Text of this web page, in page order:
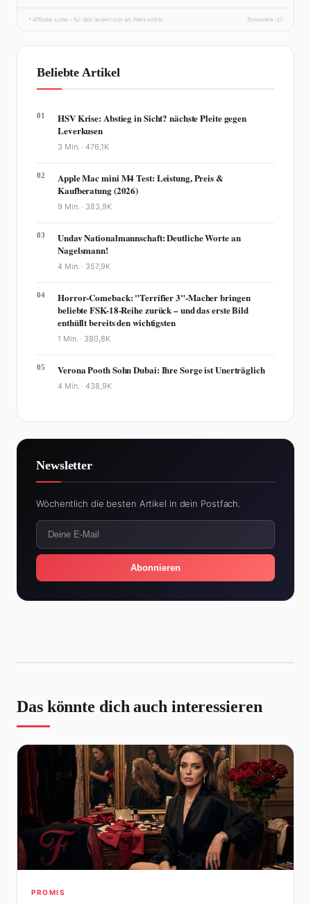
* Affiliate-Links – für dich ändert sich am Preis nichts. fhmonline-21
Beliebte Artikel
01
HSV Krise: Abstieg in Sicht? nächste Pleite gegen
Leverkusen
3 Min. ·476,1K
02
Apple Mac mini M4 Test: Leistung, Preis &
Kaufberatung (2026)
9 Min. · 383,9K
03
Undav Nationalmannschaft: Deutliche Worte an
Nagelsmann!
4 Min. · 357,9K
04
Horror-Comeback: "Terrifier 3"-Macher bringen
beliebte FSK-18-Reihe zurück – und das erste Bild
enthüllt bereits den wichtigsten
1 Min. · 380,8K
05 Verona Pooth Sohn Dubai: Ihre Sorge ist Unerträglich
4 Min. ·438,9K
Newsletter
Wöchentlich die besten Artikel in dein Postfach.
Abonnieren
Das könnte dich auch interessieren
PROMIS